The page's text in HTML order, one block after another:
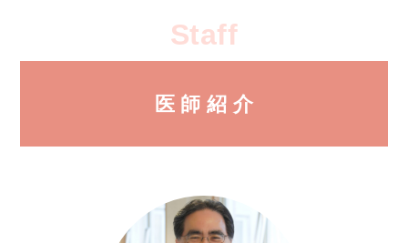
Staff
医 師 紹 介